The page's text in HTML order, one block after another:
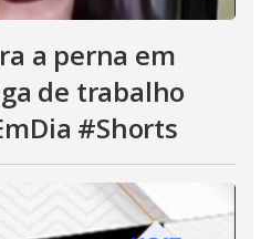
a perna em
de trabalho
#Shorts